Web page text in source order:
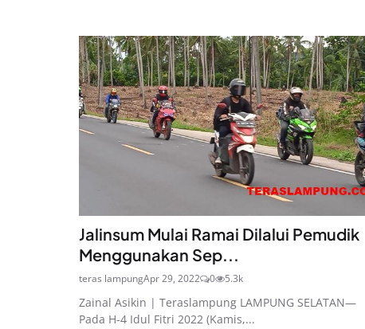
Jalinsum Mulai Ramai Dilalui Pemudik
Menggunakan Sep...
teras lampungApr 29, 2022 0 5.3k
Zainal Asikin | Teraslampung LAMPUNG SELATAN—
Pada H-4 Idul Fitri 2022 (Kamis,...